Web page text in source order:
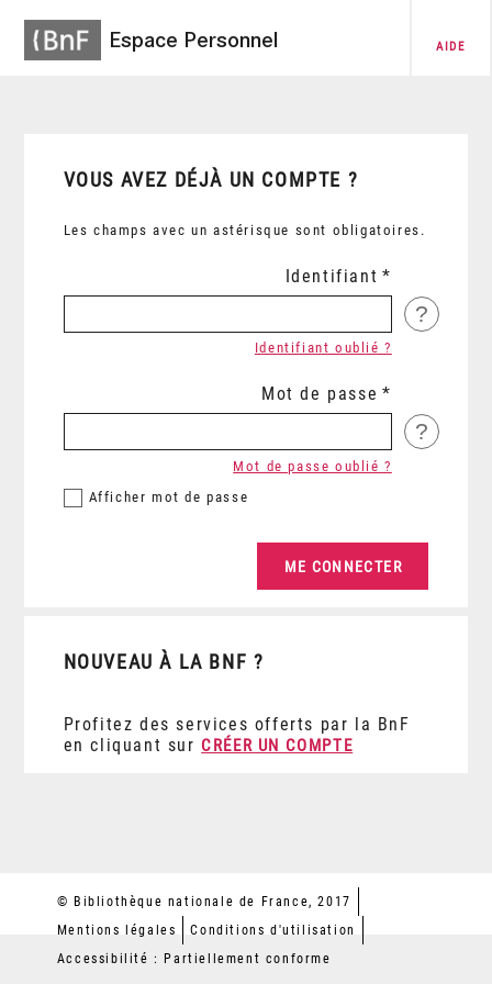
Espace Personnel AIDE
VOUS AVEZ DÉJÀ UN COMPTE ?
Les champs avec un astérisque sont obligatoires.
Identifiant
?
Identifiant oublié ?
Mot de passe
?
Afficher mot de passe
Mot de passe oublié ?
NOUVEAU À LA BNF ?
Profitez des services offerts par la BnF
en cliquant sur CRÉER UN COMPTE
© Bibliothèque nationale de France, 2017
Mentions légales
Conditions d'utilisation
Accessibilité : Partiellement conforme